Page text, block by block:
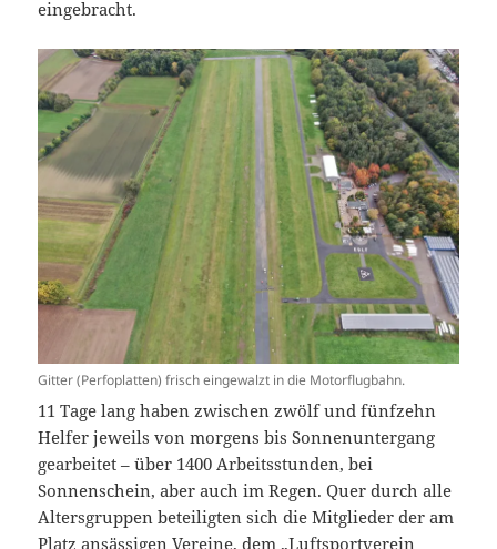
eingebracht.
Gitter (Perfoplatten) frisch eingewalzt in die Motorflugbahn.
11 Tage lang haben zwischen zwölf und fünfzehn
Helfer jeweils von morgens bis Sonnenuntergang
gearbeitet – über 1400 Arbeitsstunden, bei
Sonnenschein, aber auch im Regen. Quer durch alle
Altersgruppen beteiligten sich die Mitglieder der am
Platz ansässigen Vereine, dem „Luftsportverein